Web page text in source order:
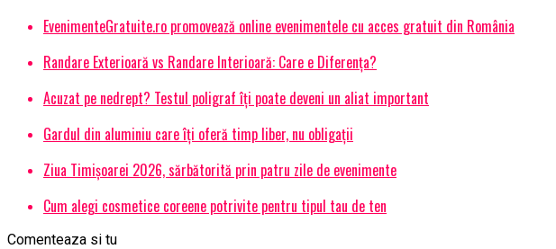
EvenimenteGratuite.ro promovează online evenimentele cu acces gratuit din România
Randare Exterioară vs Randare Interioară: Care e Diferența?
Acuzat pe nedrept? Testul poligraf îţi poate deveni un aliat important
Gardul din aluminiu care îți oferă timp liber, nu obligații
Ziua Timișoarei 2026, sărbătorită prin patru zile de evenimente
Cum alegi cosmetice coreene potrivite pentru tipul tau de ten
Comenteaza si tu